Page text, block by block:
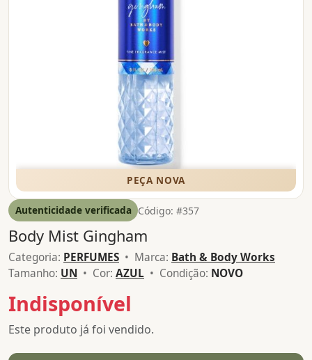
PEÇA NOVA
Autenticidade verificada Código: #357
Body Mist Gingham
Categoria: PERFUMES • Marca: Bath & Body Works
Tamanho: UN • Cor: AZUL • Condição: NOVO
Indisponível
Este produto já foi vendido.